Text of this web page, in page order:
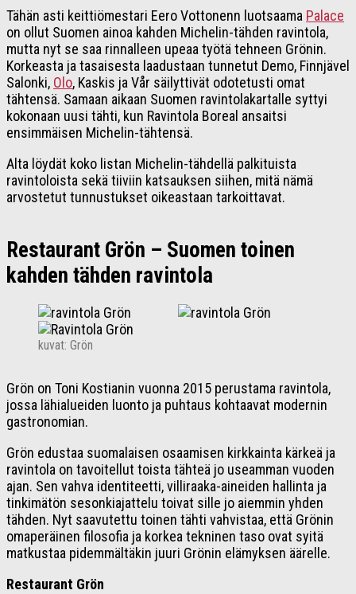
Tähän asti keittiömestari Eero Vottonenn luotsaama Palace
on ollut Suomen ainoa kahden Michelin-tähden ravintola,
mutta nyt se saa rinnalleen upeaa työtä tehneen Grönin.
Korkeasta ja tasaisesta laadustaan tunnetut Demo, Finnjävel
Salonki, Olo, Kaskis ja Vår säilyttivät odotetusti omat
tähtensä. Samaan aikaan Suomen ravintolakartalle syttyi
kokonaan uusi tähti, kun Ravintola Boreal ansaitsi
ensimmäisen Michelin-tähtensä.
Alta löydät koko listan Michelin-tähdellä palkituista
ravintoloista sekä tiiviin katsauksen siihen, mitä nämä
arvostetut tunnustukset oikeastaan tarkoittavat.
Restaurant Grön – Suomen toinen
kahden tähden ravintola
kuvat: Grön
Grön on Toni Kostianin vuonna 2015 perustama ravintola,
jossa lähialueiden luonto ja puhtaus kohtaavat modernin
gastronomian.
Grön edustaa suomalaisen osaamisen kirkkainta kärkeä ja
ravintola on tavoitellut toista tähteä jo useamman vuoden
ajan. Sen vahva identiteetti, villiraaka-aineiden hallinta ja
tinkimätön sesonkiajattelu toivat sille jo aiemmin yhden
tähden. Nyt saavutettu toinen tähti vahvistaa, että Grönin
omaperäinen filosofia ja korkea tekninen taso ovat syitä
matkustaa pidemmältäkin juuri Grönin elämyksen äärelle.
Restaurant Grön